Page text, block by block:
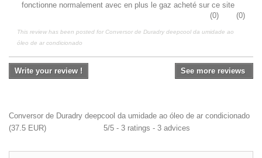
fonctionne normalement avec en plus le gaz acheté sur ce site
(0)
(0)
This review has been posted forConversor de Duradry deepcool da umidade ao
óleo de ar condicionado
Write your review ! See more reviews
Conversor de Duradry deepcool da umidade ao óleo de ar condicionado
(37.5 EUR) 5/5 - 3 ratings - 3 advices